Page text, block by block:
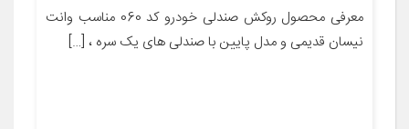
معرفی محصول روکش صندلی خودرو کد 060 مناسب وانت
نیسان قدیمی و مدل پایین با صندلی های یک سره ، […]